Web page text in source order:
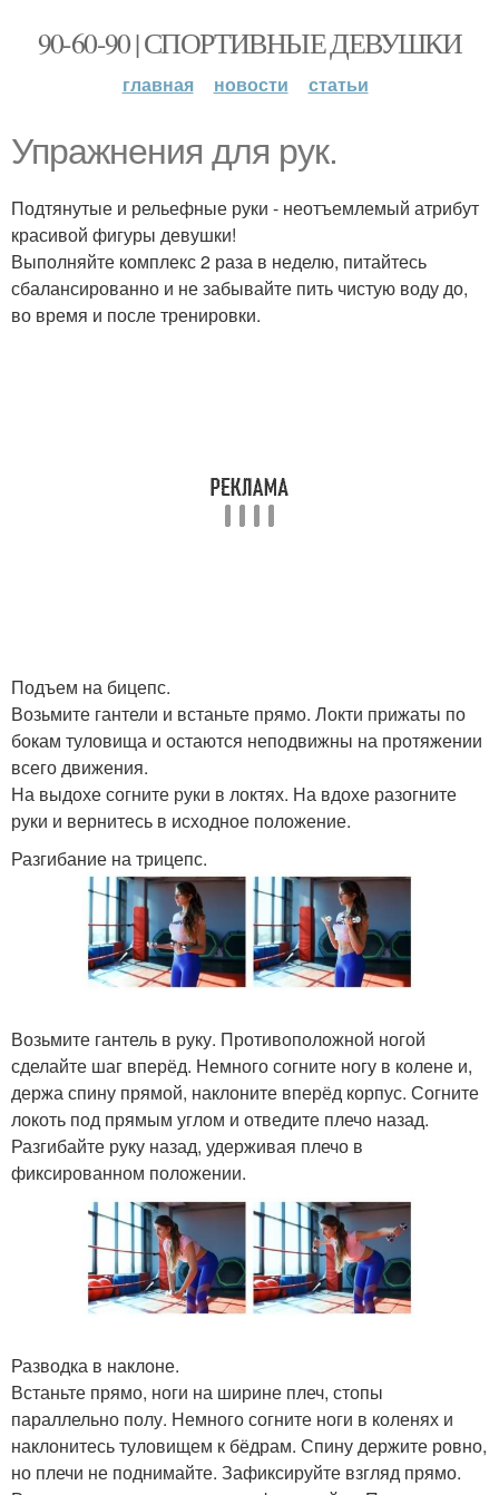
90-60-90 | СПОРТИВНЫЕ ДЕВУШКИ
главная новости статьи
Упражнения для рук.
Подтянутые и рельефные руки - неотъемлемый атрибут
красивой фигуры девушки!
Выполняйте комплекс 2 раза в неделю, питайтесь
сбалансированно и не забывайте пить чистую воду до,
во время и после тренировки.
Подъем на бицепс.
Возьмите гантели и встаньте прямо. Локти прижаты по
бокам туловища и остаются неподвижны на протяжении
всего движения.
На выдохе согните руки в локтях. На вдохе разогните
руки и вернитесь в исходное положение.
Разгибание на трицепс.
Возьмите гантель в руку. Противоположной ногой
сделайте шаг вперёд. Немного согните ногу в колене и,
держа спину прямой, наклоните вперёд корпус. Согните
локоть под прямым углом и отведите плечо назад.
Разгибайте руку назад, удерживая плечо в
фиксированном положении.
Разводка в наклоне.
Встаньте прямо, ноги на ширине плеч, стопы
параллельно полу. Немного согните ноги в коленях и
наклонитесь туловищем к бёдрам. Спину держите ровно,
но плечи не поднимайте. Зафиксируйте взгляд прямо.